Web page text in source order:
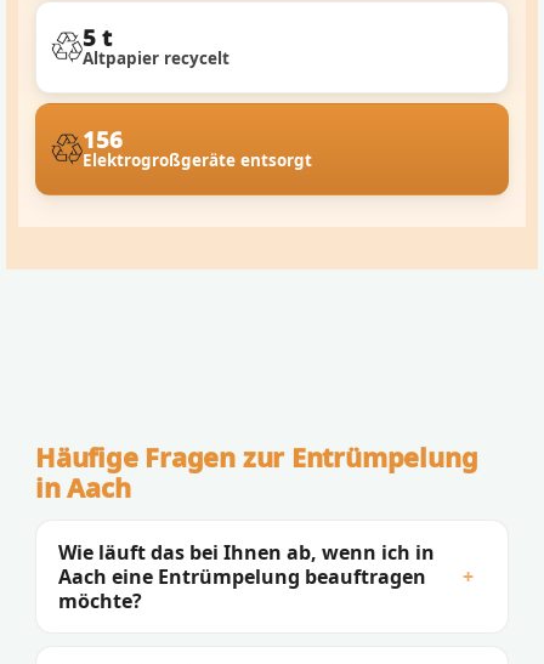
5 t
Altpapier recycelt
156
Elektrogroßgeräte entsorgt
Häufige Fragen zur Entrümpelung
in Aach
Wie läuft das bei Ihnen ab, wenn ich in
Aach eine Entrümpelung beauftragen
möchte?
+